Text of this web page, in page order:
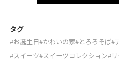
タグ
#お誕生日#かわいの家#とろろそば#
#スイーツ#スイーツコレクション#